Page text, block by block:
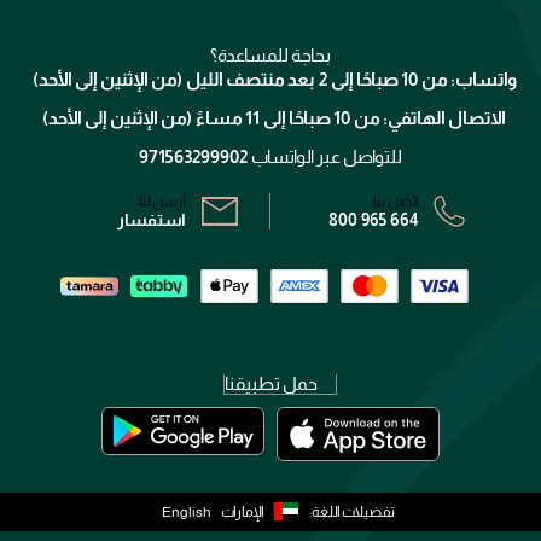
الإرجاع
برنامج الولاء ميوز
الشروط و الأحكام
سياسة الخصوصية
بحاجة للمساعدة؟
واتساب: من 10 صباحًا إلى 2 بعد منتصف الليل (من الإثنين إلى الأحد)
الاتصال الهاتفي: من 10 صباحًا إلى 11 مساءً (من الإثنين إلى الأحد)
للتواصل عبر الواتساب 971563299902
اتصل بنا:
800 965 664
أرسل لنا:
استفسار
حمل تطبيقنا
تفضيلات اللغة: الإمارات English